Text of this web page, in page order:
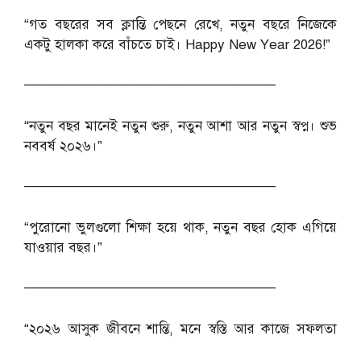
“গত বছরের সব ক্লান্তি পেছনে রেখে, নতুন বছরে নিজেকে
একটু হালকা করে বাঁচতে চাই। Happy New Year 2026!”
──────────────────────────
“নতুন বছর মানেই নতুন শুরু, নতুন আশা আর নতুন স্বপ্ন। শুভ
নববর্ষ ২০২৬।”
──────────────────────────
“পুরোনো ভুলগুলো শিক্ষা হয়ে থাক, নতুন বছর হোক এগিয়ে
যাওয়ার বছর।”
──────────────────────────
“২০২৬ আসুক জীবনে শান্তি, মনে স্বস্তি আর কাজে সফলতা